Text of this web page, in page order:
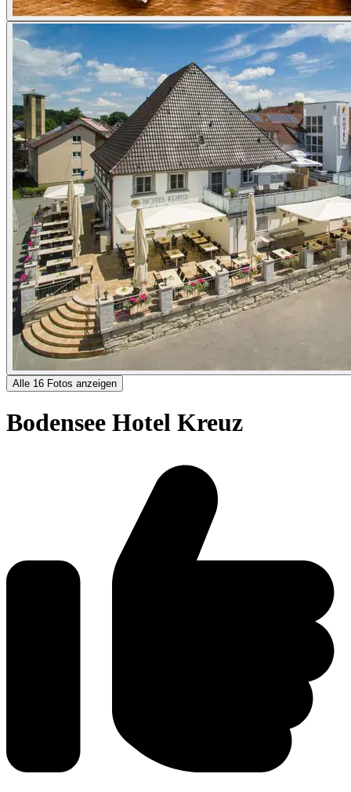
Alle 16 Fotos anzeigen
Bodensee Hotel Kreuz